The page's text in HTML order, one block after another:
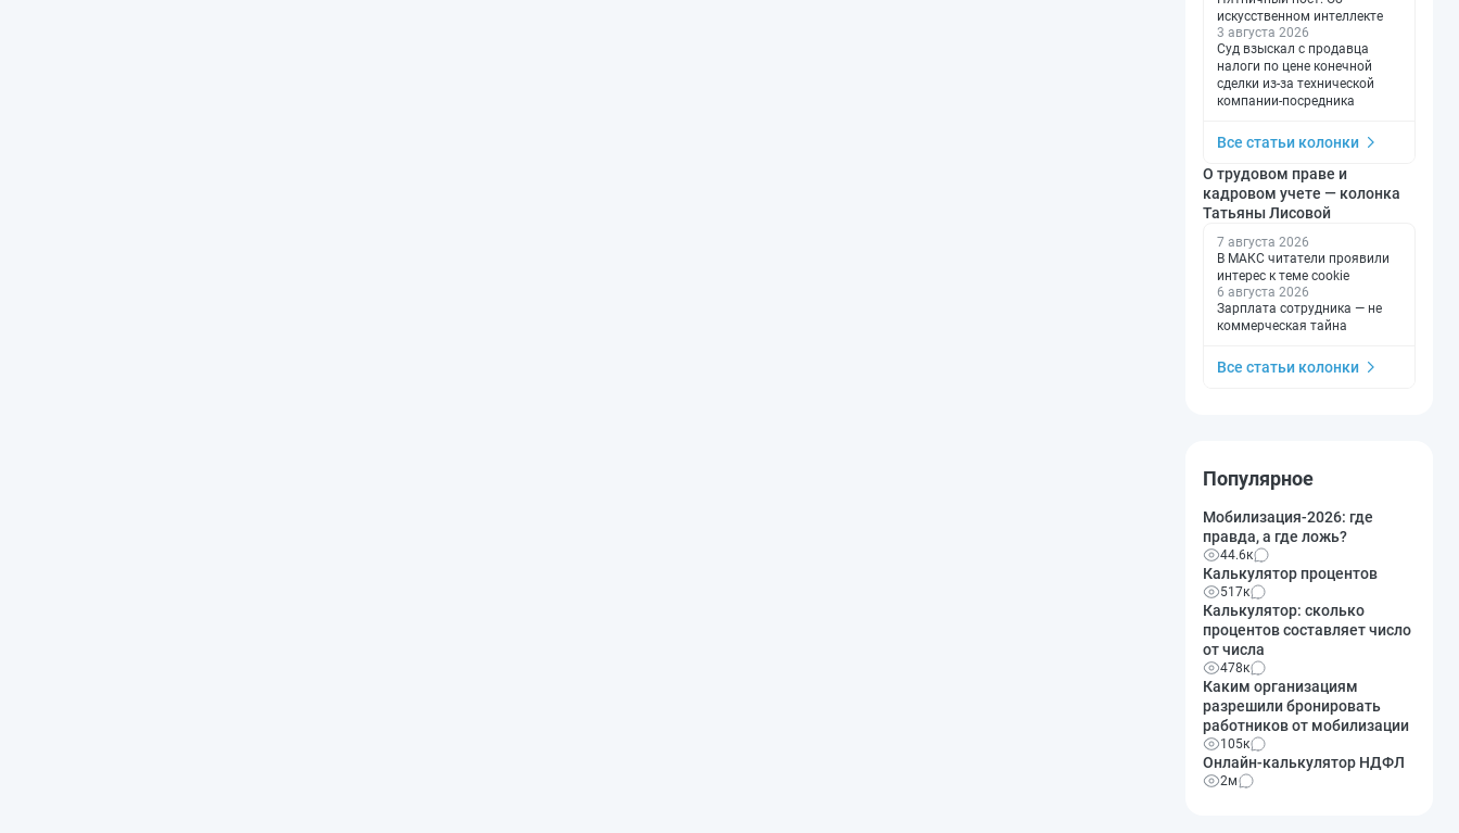
искусственном интеллекте
3 августа 2026
Суд взыскал с продавца
налоги по цене конечной
сделки из-за технической
компании-посредника
Все статьи колонки
О трудовом праве и
кадровом учете — колонка
Татьяны Лисовой
7 августа 2026
В МАКС читатели проявили
интерес к теме cookie
6 августа 2026
Зарплата сотрудника — не
коммерческая тайна
Все статьи колонки
Популярное
Мобилизация-2026: где
правда, а где ложь?
44.6к
Калькулятор процентов
517к
Калькулятор: сколько
процентов составляет число
от числа
478к
Каким организациям
разрешили бронировать
работников от мобилизации
105к
Онлайн-калькулятор НДФЛ
2м